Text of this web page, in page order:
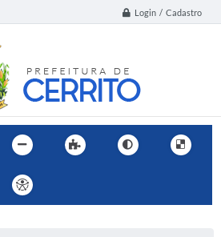
Login / Cadastro